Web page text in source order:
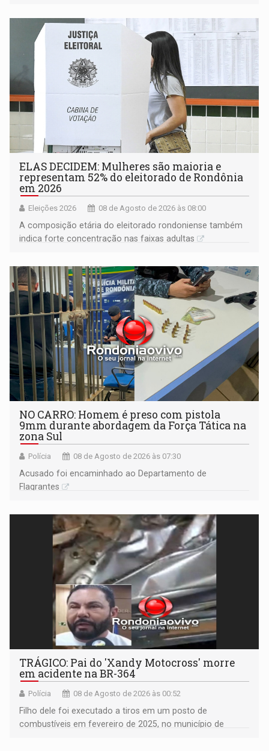
ELAS DECIDEM: Mulheres são maioria e
representam 52% do eleitorado de Rondônia
em 2026
Eleições 2026 08 de Agosto de 2026 às 08:00
A composição etária do eleitorado rondoniense também
indica forte concentração nas faixas adultas
NO CARRO: Homem é preso com pistola
9mm durante abordagem da Força Tática na
zona Sul
Polícia 08 de Agosto de 2026 às 07:30
Acusado foi encaminhado ao Departamento de
Flagrantes
TRÁGICO: Pai do 'Xandy Motocross' morre
em acidente na BR-364
Polícia 08 de Agosto de 2026 às 00:52
Filho dele foi executado a tiros em um posto de
combustíveis em fevereiro de 2025, no município de